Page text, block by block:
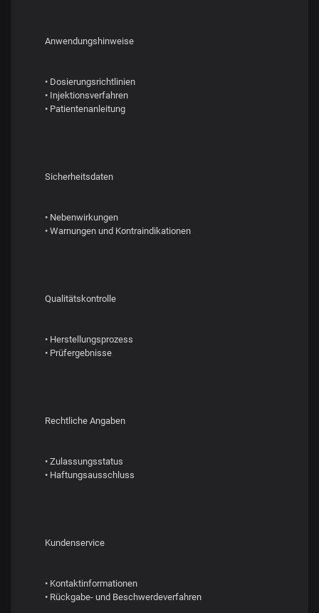
Anwendungshinweise
• Dosierungsrichtlinien
• Injektionsverfahren
• Patientenanleitung
Sicherheitsdaten
• Nebenwirkungen
• Warnungen und Kontraindikationen
Qualitätskontrolle
• Herstellungsprozess
• Prüfergebnisse
Rechtliche Angaben
• Zulassungsstatus
• Haftungsausschluss
Kundenservice
• Kontaktinformationen
• Rückgabe- und Beschwerdeverfahren